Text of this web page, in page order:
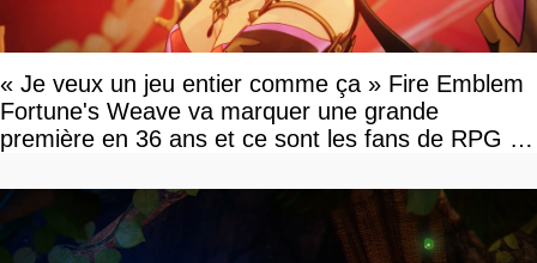
« Je veux un jeu entier comme ça » Fire Emblem
Fortune's Weave va marquer une grande
première en 36 ans et ce sont les fans de RPG en